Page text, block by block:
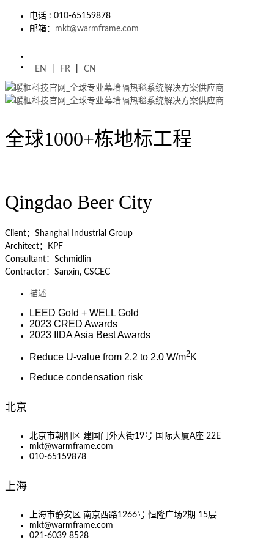
电话 : 010-65159878
邮箱： mkt@warmframe.com
EN FR CN
全球1000+栋地标工程
Qingdao Beer City
Client：Shanghai Industrial Group
Architect：KPF
Consultant：Schmidlin
Contractor：Sanxin, CSCEC
描述
LEED Gold + WELL Gold
2023 CRED Awards
2023 IIDA Asia Best Awards
Reduce U-value from 2.2 to 2.0 W/m2K
Reduce condensation risk
北京
北京市朝阳区 建国门外大街19号 国际大厦A座 22E
mkt@warmframe.com
010-65159878
上海
上海市静安区 南京西路1266号 恒隆广场2期 15层
mkt@warmframe.com
021-6039 8528